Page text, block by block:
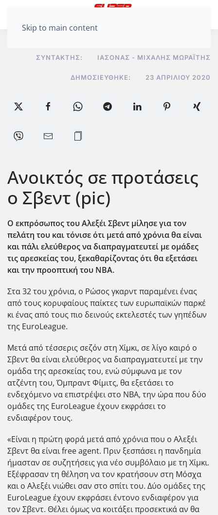
Skip to main content
ΣΥΝΤΆΚΤΗΣ: ΙΆΣΟΝΑΣ - ΜΙΧΆΛΗΣ ΜΩΡΑΪ́ΤΗΣ
ΔΗΜΟΣΙΕΎΘΗΚΕ: 23 ΑΠΡΙΛΊΟΥ 2020
Ανοικτός σε προτάσεις
ο Σβεντ (pic)
Ο εκπρόσωπος του Αλεξέι Σβεντ μίλησε για τον
πελάτη του και τόνισε ότι μετά από χρόνια θα είναι
και πάλι ελεύθερος να διαπραγματευτεί με ομάδες
τις αρεσκείας του, ξεκαθαρίζοντας ότι θα εξετάσει
και την προοπτική του NBA.
Στα 32 του χρόνια, ο Ρώσος γκαρντ παραμένει ένας
από τους κορυφαίους παίκτες των ευρωπαϊκών παρκέ
κι ένας από τους πιο δεινούς εκτελεστές των γηπέδων
της EuroLeague.
Μετά από τέσσερις σεζόν στη Χίμκι, σε λίγο καιρό ο
Σβεντ θα είναι ελεύθερος να διαπραγματευτεί με την
ομάδα της αρεσκείας του, ενώ σύμφωνα με τον
ατζέντη του, Όμπραντ Φίμιτς, θα εξετάσει το
ενδεχόμενο να επιστρέψει στο NBA, την ώρα που δύο
ομάδες της EuroLeague έχουν εκφράσει το
ενδιαφέρον τους.
«Είναι η πρώτη φορά μετά από χρόνια που ο Αλεξέι
Σβεντ θα είναι free agent. Πριν ξεσπάσει η πανδημία
ήμασταν σε συζητήσεις για νέο συμβόλαιο με τη Χίμκι.
Εξέφρασαν τη θέληση να τον κρατήσουν στη Μόσχα
και ο Αλεξέι νιώθει σαν στο σπίτι του. Δύο ομάδες της
EuroLeague έχουν εκφράσει έντονο ενδιαφέρον για
τον Σβεντ. Θέλει όμως να κοιτάξει προσεκτικά αν θα